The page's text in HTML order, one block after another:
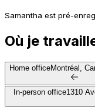
Samantha est pré-
Où je
Home officeMontréal,
In-person office1310